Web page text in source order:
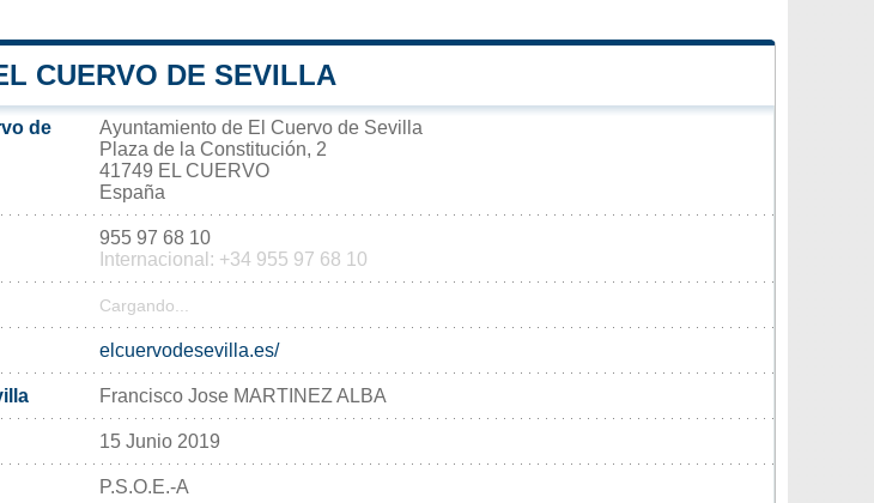
CUERVO DE SEVILLA
de
Ayuntamiento de El Cuervo de Sevilla
Plaza de la Constitución, 2
41749 EL CUERVO
España
955 97 68 10
Internacional: +34 955 97 68 10
Cargando...
elcuervodesevilla.es/
Francisco Jose MARTINEZ ALBA
15 Junio 2019
P.S.O.E.-A